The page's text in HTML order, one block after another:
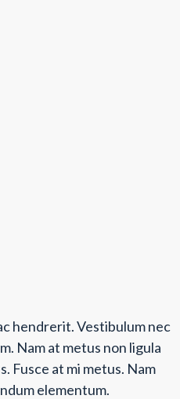
hendrerit. Vestibulum nec
Nam at metus non ligula
Fusce at mi metus. Nam
elementum.